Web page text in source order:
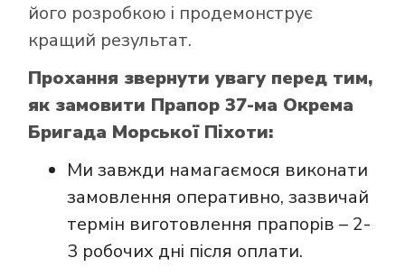
його розробкою і продемонструє
кращий результат.
Прохання звернути увагу перед тим,
як замовити Прапор 37-ма Окрема
Бригада Морської Піхоти:
Ми завжди намагаємося виконати
замовлення оперативно, зазвичай
термін виготовлення прапорів – 2-
3 робочих дні після оплати.